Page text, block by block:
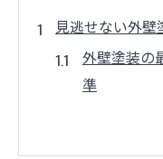
見逃せない外壁
外壁塗装の
準
外壁塗装